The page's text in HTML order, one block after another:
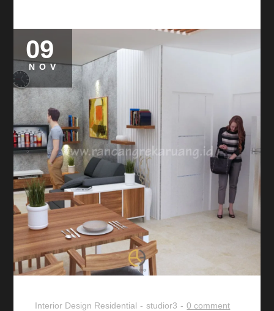
09
NOV
Interior Design Residential studior3 0 comment